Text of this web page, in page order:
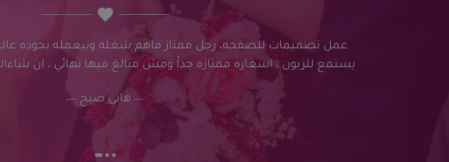
عمل تصميمات للصفحه، رجل ممتاز
يستمع للزبون ، اسعاره ممتازه جداً
جداَ وتعامل أرقى مما تتصور ..
لتنفيذ كافة أعمالي.. تحياتي لكم